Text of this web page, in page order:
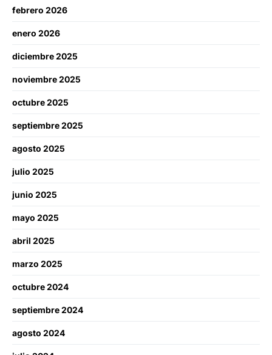
febrero 2026
enero 2026
diciembre 2025
noviembre 2025
octubre 2025
septiembre 2025
agosto 2025
julio 2025
junio 2025
mayo 2025
abril 2025
marzo 2025
octubre 2024
septiembre 2024
agosto 2024